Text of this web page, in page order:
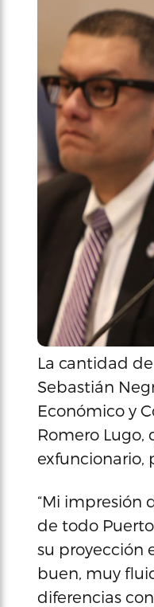
La cantidad
Sebastián
Económico y
Romero Lugo,
exfuncionario,
“Mi impresión
de todo
su proyección
buen, muy
diferencias